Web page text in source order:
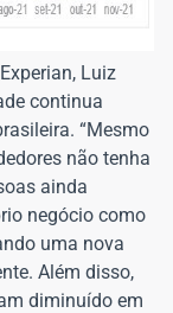
Luiz
continua
“Mesmo
não tenha
ainda
negócio como
uma nova
Além disso,
diminuído em